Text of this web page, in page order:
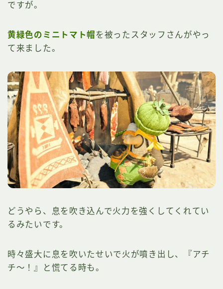
ですが。
黄緑色のミニトマト帽を被ったスタッフさんがやっ
て来ました。
どうやら、息を吹き込んで火力を強くしてくれてい
るみたいです。
時々盛大に息を吹いたせいで火が噴き出し、『アチ
チ～！』と慌てる時も。